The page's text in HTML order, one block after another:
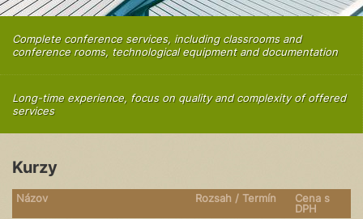
Complete conference services, including classrooms and
conference rooms, technological equipment and documentation
Long-time experience, focus on quality and complexity of offered
services
Kurzy
Názov Rozsah / Termín
Cena s
DPH